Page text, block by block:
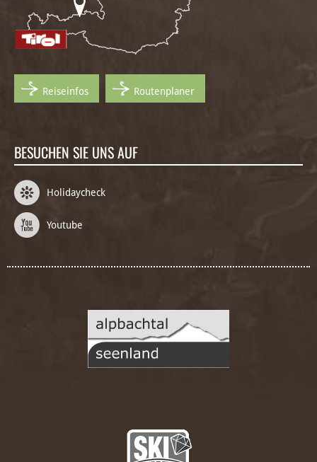
Reiseinfos Routenplaner
BESUCHEN SIE UNS AUF
Holidaycheck
Youtube